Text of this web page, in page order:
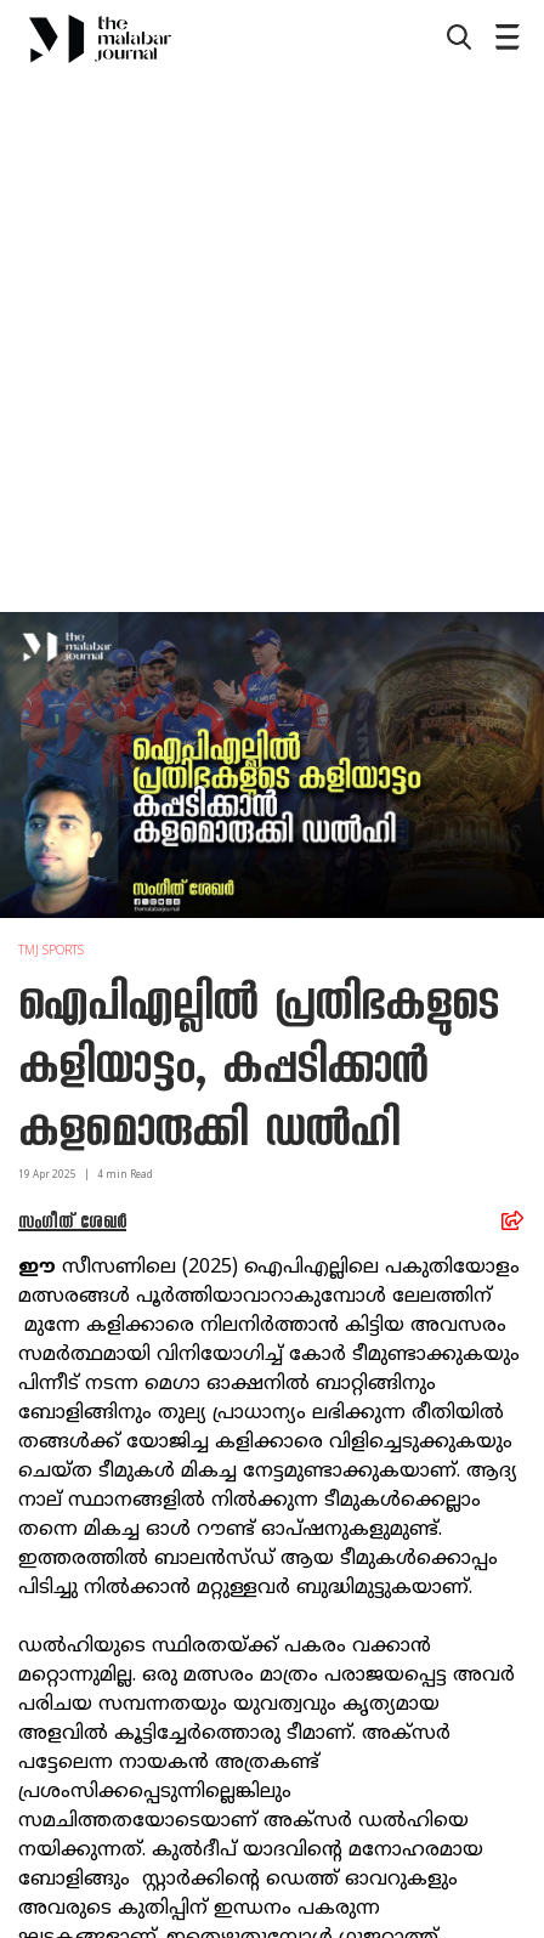
TMJ SPORTS
ഐപിഎല്ലിൽ പ്രതിഭകളുടെ
കളിയാട്ടം, കപ്പടിക്കാൻ
കളമൊരുക്കി ഡൽഹി
19 Apr 2025 4 min Read
സംഗീത് ശേഖര്‍
ഈ സീസണിലെ (2025) ഐപിഎല്ലിലെ പകുതിയോളം
മത്സരങ്ങൾ പൂർത്തിയാവാറാകുമ്പോൾ ലേലത്തിന്
മുന്നേ കളിക്കാരെ നിലനിർത്താൻ കിട്ടിയ അവസരം
സമർത്ഥമായി വിനിയോഗിച്ച് കോർ ടീമുണ്ടാക്കുകയും
പിന്നീട് നടന്ന മെഗാ ഓക്ഷനിൽ ബാറ്റിങ്ങിനും
ബോളിങ്ങിനും തുല്യ പ്രാധാന്യം ലഭിക്കുന്ന രീതിയിൽ
തങ്ങൾക്ക് യോജിച്ച കളിക്കാരെ വിളിച്ചെടുക്കുകയും
ചെയ്ത ടീമുകൾ മികച്ച നേട്ടമുണ്ടാക്കുകയാണ്. ആദ്യ
നാല് സ്ഥാനങ്ങളിൽ നിൽക്കുന്ന ടീമുകൾക്കെല്ലാം
തന്നെ മികച്ച ഓൾ റൗണ്ട് ഓപ്‌ഷനുകളുമുണ്ട്.
ഇത്തരത്തിൽ ബാലൻസ്ഡ് ആയ ടീമുകൾക്കൊപ്പം
പിടിച്ചു നിൽക്കാൻ മറ്റുള്ളവർ ബുദ്ധിമുട്ടുകയാണ്.
ഡൽഹിയുടെ സ്ഥിരതയ്ക്ക് പകരം വക്കാൻ
മറ്റൊന്നുമില്ല. ഒരു മത്സരം മാത്രം പരാജയപ്പെട്ട അവർ
പരിചയ സമ്പന്നതയും യുവത്വവും കൃത്യമായ
അളവിൽ കൂട്ടിച്ചേർത്തൊരു ടീമാണ്. അക്സർ
പട്ടേലെന്ന നായകൻ അത്രകണ്ട്
പ്രശംസിക്കപ്പെടുന്നില്ലെങ്കിലും
സമചിത്തതയോടെയാണ് അക്സർ ഡൽഹിയെ
നയിക്കുന്നത്. കുൽദീപ് യാദവിന്റെ മനോഹരമായ
ബോളിങ്ങും സ്റ്റാർക്കിന്റെ ഡെത്ത് ഓവറുകളും
അവരുടെ കുതിപ്പിന് ഇന്ധനം പകരുന്ന